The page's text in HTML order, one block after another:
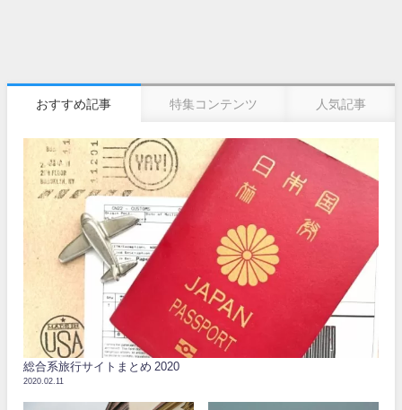
おすすめ記事 特集コンテンツ 人気記事
総合系旅行サイトまとめ 2020
2020.02.11